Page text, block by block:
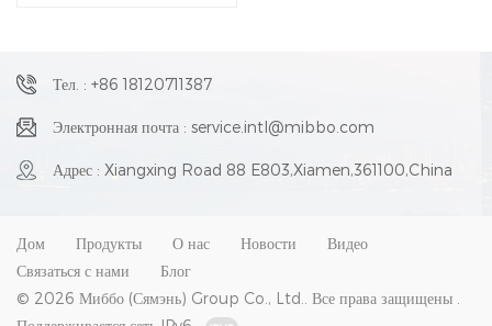
Тел. : +86 18120711387
Электронная почта : service.intl@mibbo.com
Адрес : Xiangxing Road 88 E803,Xiamen,361100,China
Дом Продукты О нас Новости
Видео
Связаться с нами
Блог
© 2026 Миббо (Сямэнь) Group Co., Ltd.. Все права защищены .